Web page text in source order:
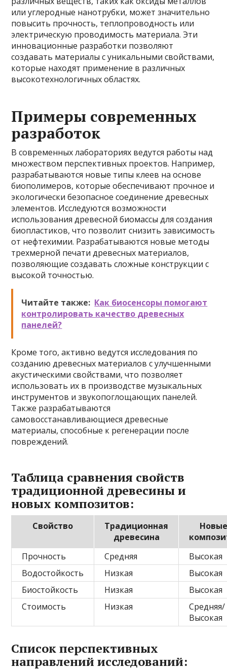
или углеродные нанотрубки, может значительно
повысить прочность, теплопроводность или
электрическую проводимость материала. Эти
инновационные разработки позволяют
создавать материалы с уникальными свойствами,
которые находят применение в различных
высокотехнологичных областях.
Примеры современных
разработок
В современных лабораториях ведутся работы над
множеством перспективных проектов. Например,
разрабатываются новые типы клеев на основе
биополимеров, которые обеспечивают прочное и
экологически безопасное соединение древесных
элементов. Исследуются возможности
использования древесной биомассы для создания
биопластиков, что позволит снизить зависимость
от нефтехимии. Разрабатываются новые методы
трехмерной печати древесных материалов,
позволяющие создавать сложные конструкции с
высокой точностью.
Читайте также: Как биосенсоры помогают
контролировать качество древесных
панелей?
Кроме того, активно ведутся исследования по
созданию древесных материалов с улучшенными
акустическими свойствами, что позволяет
использовать их в производстве музыкальных
инструментов и звукопоглощающих панелей.
Также разрабатываются
самовосстанавливающиеся древесные
материалы, способные к регенерации после
повреждений.
Таблица сравнения свойств
традиционной древесины и
новых композитов:
Свойство
Традиционная
древесина
Новые
Прочность
Средняя
Высокая
Водостойкость
Низкая
Высокая
Биостойкость
Низкая
Высокая
Стоимость
Низкая
Средняя/
Высокая
Список перспективных
направлений исследований: